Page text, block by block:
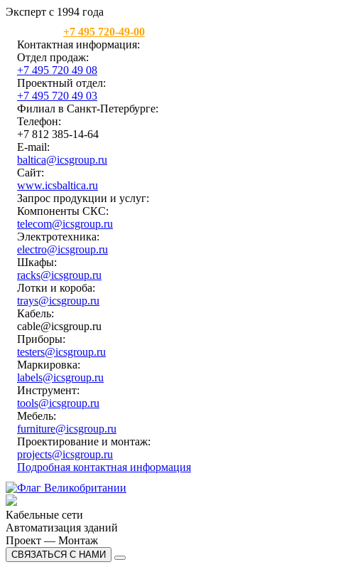
Эксперт с 1994 года
+7 495 720-49-00
Контактная информация:
Отдел продаж:
+7 495 720 49 08
Проектный отдел:
+7 495 720 49 03
Филиал в Санкт-Петербурге:
Телефон:
+7 812 385-14-64
E-mail:
baltica@icsgroup.ru
Сайт:
www.icsbaltica.ru
Запрос продукции и услуг:
Компоненты СКС:
telecom@icsgroup.ru
Электротехника:
electro@icsgroup.ru
Шкафы:
racks@icsgroup.ru
Лотки и короба:
trays@icsgroup.ru
Кабель:
cable@icsgroup.ru
Приборы:
testers@icsgroup.ru
Маркировка:
labels@icsgroup.ru
Инструмент:
tools@icsgroup.ru
Мебель:
furniture@icsgroup.ru
Проектирование и монтаж:
projects@icsgroup.ru
Подробная контактная информация
Кабельные сети
Автоматизация зданий
Проект — Монтаж
СВЯЗАТЬСЯ С НАМИ